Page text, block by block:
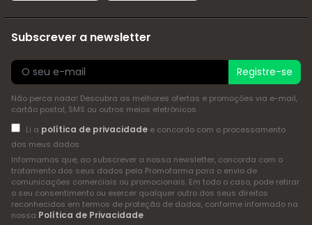
Subscrever a newsletter
Registre-se
Não perca nada! Descubra as melhores ofertas e promoções via e-mail,
cartão postal, SMS ou outros meios eletrónicos
Li a política de privacidadee concordo com o processamento
dos meus dados
Informamos que, ao subscrever a nossa newsletter, concorda com o
tratamento dos seus dados pela Promofarma para o envio de
comunicações comerciais ou promocionais. Em todo o caso, pode retirar
o seu consentimento ou exercer qualquer outro dos seus direitos
reconhecidos em termos de proteção de dados, conforme informado na
nossa Política de Privacidade.